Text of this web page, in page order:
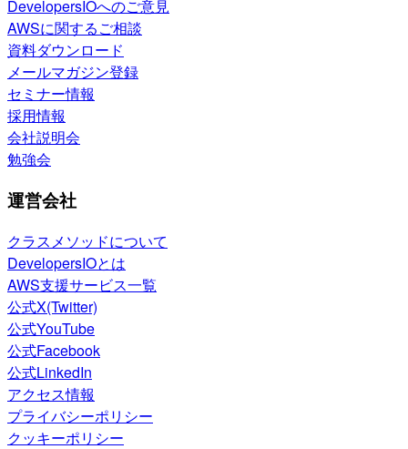
DevelopersIOへのご意見
AWSに関するご相談
資料ダウンロード
メールマガジン登録
セミナー情報
採用情報
会社説明会
勉強会
運営会社
クラスメソッドについて
DevelopersIOとは
AWS支援サービス一覧
公式X(Twitter)
公式YouTube
公式Facebook
公式LinkedIn
アクセス情報
プライバシーポリシー
クッキーポリシー